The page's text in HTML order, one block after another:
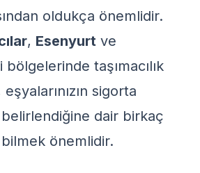
oldukça önemlidir.
, Esenyurt ve
bölgelerinde taşımacılık
sigorta
belirlendiğine dair birkaç
önemlidir.